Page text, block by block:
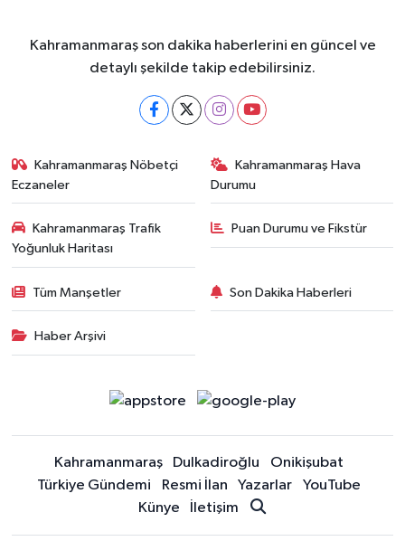
Kahramanmaraş son dakika haberlerini en güncel ve
detaylı şekilde takip edebilirsiniz.
Kahramanmaraş Nöbetçi
Eczaneler
Kahramanmaraş Hava
Durumu
Kahramanmaraş Trafik
Yoğunluk Haritası
Puan Durumu ve Fikstür
Tüm Manşetler Son Dakika Haberleri
Haber Arşivi
Kahramanmaraş Dulkadiroğlu
Onikişubat
Türkiye Gündemi
Resmi İlan Yazarlar
YouTube
Künye
İletişim